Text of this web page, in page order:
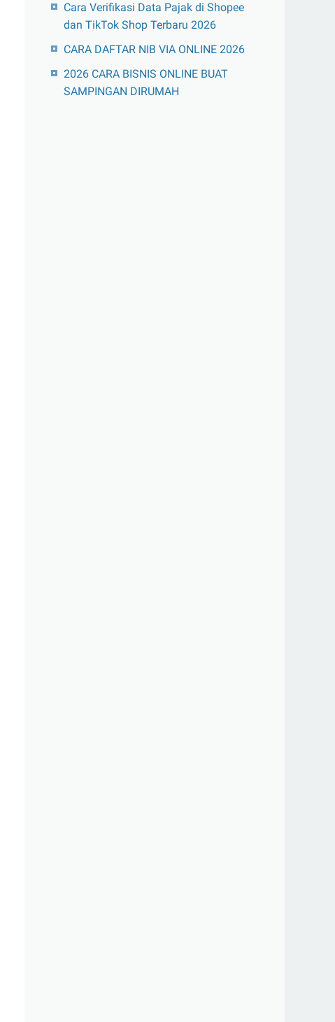
Cara Verifikasi Data Pajak di Shopee
dan TikTok Shop Terbaru 2026
CARA DAFTAR NIB VIA ONLINE 2026
2026 CARA BISNIS ONLINE BUAT
SAMPINGAN DIRUMAH